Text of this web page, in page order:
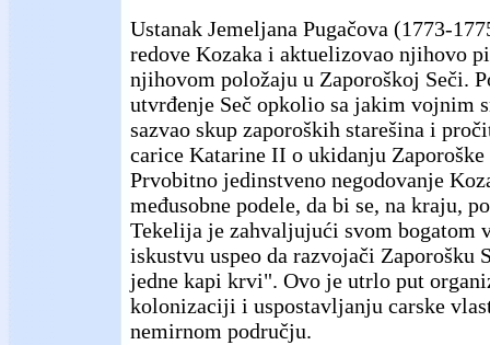
Ustanak Jemeljana Pugačova (1773-
redove Kozaka i aktuelizovao njihovo
njihovom položaju u Zaporoškoj Seči.
utvrđenje Seč opkolio sa jakim vojnim
sazvao skup zaporoških starešina i
carice Katarine II o ukidanju
Prvobitno jedinstveno negodovanje
međusobne podele, da bi se, na kraju,
Tekelija je zahvaljujući svom bogatom
iskustvu uspeo da razvojači Zaporošku
jedne kapi krvi". Ovo je utrlo put
kolonizaciji i uspostavljanju carske
nemirnom području.